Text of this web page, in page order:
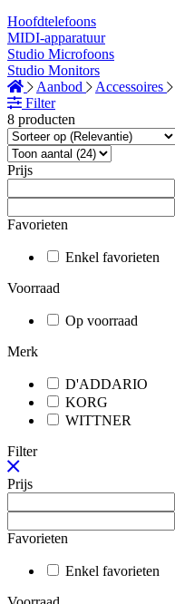
Hoofdtelefoons
MIDI-apparatuur
Studio Microfoons
Studio Monitors
Aanbod
Accessoires
Filter
8 producten
Prijs
Favorieten
Enkel favorieten
Voorraad
Op voorraad
Merk
D'ADDARIO
KORG
WITTNER
Filter
Prijs
Favorieten
Enkel favorieten